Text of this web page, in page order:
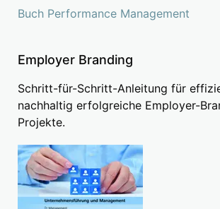
Buch Performance Management
Employer Branding
Schritt-für-Schritt-Anleitung für
nachhaltig erfolgreiche Employer-
Projekte.